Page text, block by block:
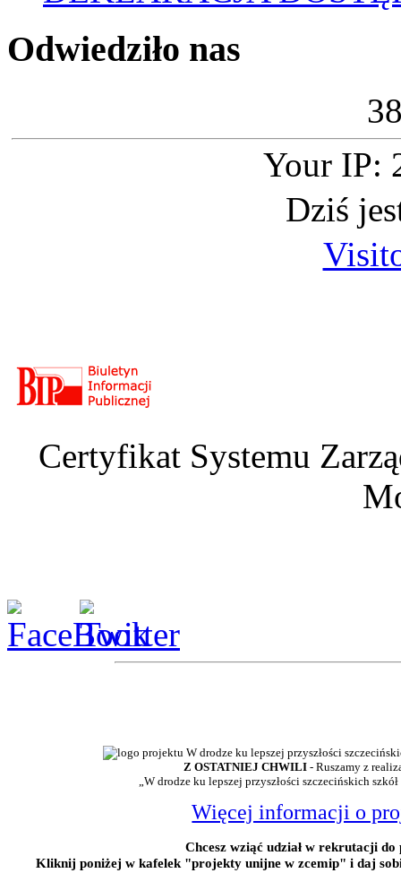
Odwiedziło nas
3
Your IP:
Dziś
Certyfikat Systemu
Z OSTATNIEJ CHWILI - Ruszamy z
„W drodze ku lepszej przyszłości szczecińskich
Więcej informacji o
Chcesz wziąć udział w rekrutacji
Kliknij poniżej w kafelek "projekty unijne w zcemip" i daj